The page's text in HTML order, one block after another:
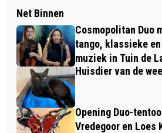
Net Binnen
Cosmopolitan Duo
tango, klassieke
muziek in Tuin de
Huisdier van de
Opening Duo-
Vredegoor en Loes